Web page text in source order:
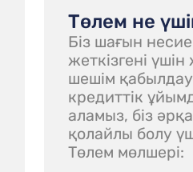
Төлем не
Біз шағын
жеткізгені
шешім
кредиттік
аламыз, біз
қолайлы болу
Төлем мөлшері: